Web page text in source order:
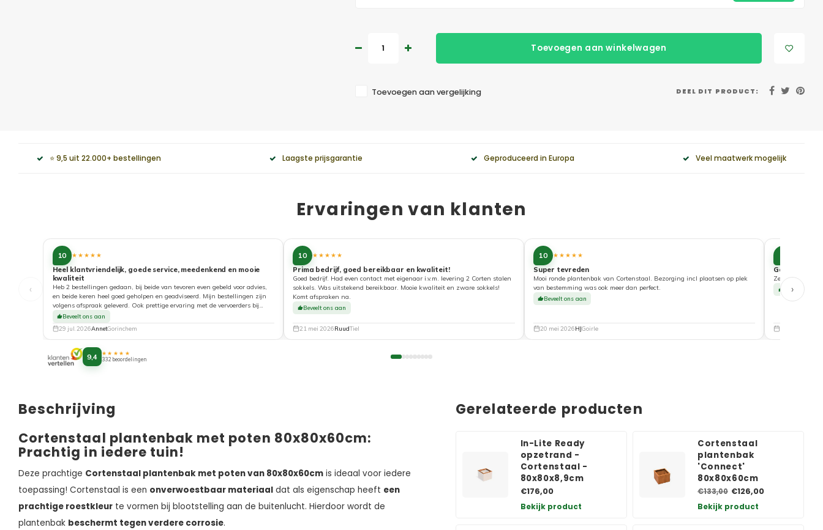
Toevoegen aan winkelwagen
Toevoegen aan vergelijking DEEL DIT PRODUCT:
⭐ 9,5 uit 22.000+ bestellingen Laagste prijsgarantie Geproduceerd in Europa Veel maatwerk mogelijk
Ervaringen van klanten
‹
10 ★★★★★
Heel klantvriendelijk, goede service, meedenkend en mooie
kwaliteit
Heb 2 bestellingen gedaan, bij beide van tevoren even gebeld voor advies,
en beide keren heel goed geholpen en geadviseerd. Mijn bestellingen zijn
volgens afspraak geleverd. Ook prettige ervaring met de vervoerders bij
aflevering. Top!
Beveelt ons aan
29 jul. 2026AnnetGorinchem
10 ★★★★★
Prima bedrijf, goed bereikbaar en kwaliteit!
Goed bedrijf. Had even contact met eigenaar i.v.m. levering 2 Corten stalen
sokkels. Was uitstekend bereikbaar. Mooie kwaliteit en zware sokkels!
Komt afspraken na.
Beveelt ons aan
21 mei 2026RuudTiel
10 ★★★★★
Super tevreden
Mooi ronde plantenbak van Cortenstaal. Bezorging incl plaatsen op plek
van bestemming was ook meer dan perfect.
Beveelt ons aan
20 mei 2026HJGoirle
Goede
Zeer tevreden
Beveelt ons
›
9,4 ★★★★★
332 beoordelingen
Beschrijving
Cortenstaal plantenbak met poten 80x80x60cm:
Prachtig in iedere tuin!
Deze prachtige Cortenstaal plantenbak met poten van 80x80x60cm is ideaal voor iedere
toepassing! Cortenstaal is een onverwoestbaar materiaal dat als eigenschap heeft een
prachtige roestkleur te vormen bij blootstelling aan de buitenlucht. Hierdoor wordt de
plantenbak beschermt tegen verdere corrosie.
Gerelateerde producten
In-Lite Ready
opzetrand -
Cortenstaal -
80x80x8,9cm
€176,00
Bekijk product
Cortenstaal
plantenbak
'Connect'
80x80x60cm
€133,00 €126,00
Bekijk product